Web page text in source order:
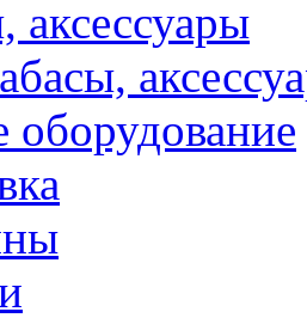
аксессуары
оборудование